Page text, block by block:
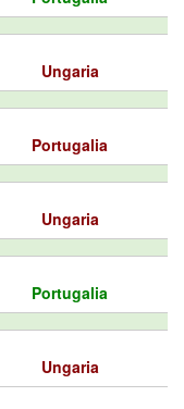
Ungaria
Portugalia
Ungaria
Portugalia
Ungaria